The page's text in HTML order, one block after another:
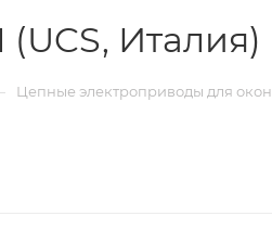
Италия)
Цепные электроприводы для окон